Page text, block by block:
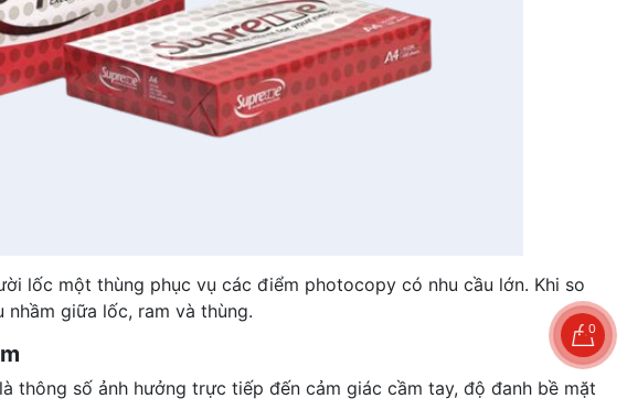
lốc một thùng phục vụ các điểm photocopy có nhu cầu lớn. Khi so
giữa lốc, ram và thùng.
thông số ảnh hưởng trực tiếp đến cảm giác cầm tay, độ đanh bề mặt
0